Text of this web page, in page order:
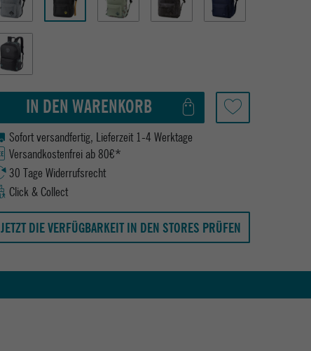
IN DEN WARENKORB
Sofort versandfertig, Lieferzeit 1-4 Werktage
Versandkostenfrei ab 80€*
30 Tage Widerrufsrecht
Click & Collect
JETZT DIE VERFÜGBARKEIT IN DEN STORES PRÜFEN